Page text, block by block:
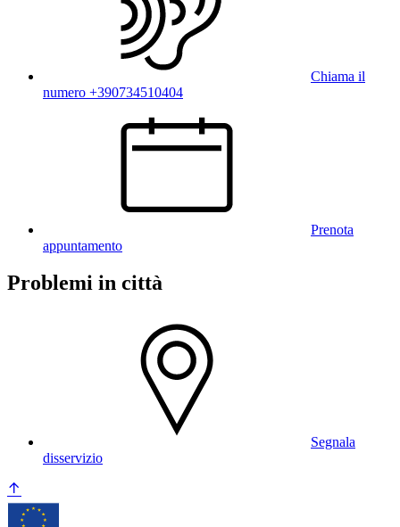
Chiama il
numero +390734510404
Prenota
appuntamento
Problemi in città
Segnala
disservizio